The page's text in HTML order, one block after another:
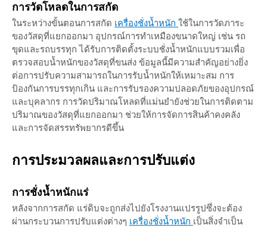
การวัดโหลดในการสกัด
ในระหว่างขั้นตอนการสกัด เครื่องชั่งน้ำหนัก ใช้ในการวัดภาระ
ของวัสดุที่แยกออกมา อุปกรณ์การทำเหมืองขนาดใหญ่ เช่น รถ
ขุดและรถบรรทุก ได้รับการติดตั้งระบบชั่งน้ำหนักแบบรวมเพื่อ
ตรวจสอบน้ำหนักของวัสดุที่ขนส่ง ข้อมูลนี้มีความสำคัญอย่างยิ่ง
ต่อการปรับความสามารถในการรับน้ำหนักให้เหมาะสม การ
ป้องกันการบรรทุกเกิน และการรับรองความปลอดภัยของอุปกรณ์
และบุคลากร การวัดปริมาณโหลดที่แม่นยำยังช่วยในการติดตาม
ปริมาณของวัสดุที่แยกออกมา ช่วยให้การจัดการสินค้าคงคลัง
และการจัดสรรทรัพยากรดีขึ้น
การประมวลผลและการปรับแต่ง
การชั่งน้ำหนักแร่
หลังจากการสกัด แร่ดิบจะถูกส่งไปยังโรงงานแปรรูปซึ่งจะต้อง
ผ่านกระบวนการปรับแต่งต่างๆ เครื่องชั่งน้ำหนัก เป็นสิ่งจำเป็น